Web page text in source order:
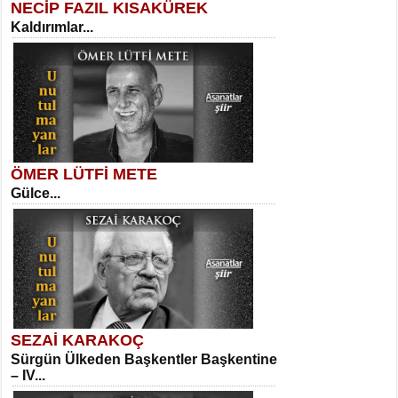
SELAHATTİN YILDIZ
İnsanın Zindanı...
MEHMET TAŞTAN
Vagon’da Bir Şairle...
SITKI CANEY
Oruçla Devrim ve Özgürlüğe…...
Meral Yağmur
Eski Bir Şiir...
Kadir Ünal
Ayağıma Dolanan Yokuş...
Mehmet Çoban
NECİP FAZIL KISAKÜREK
Kaldırımlar...
ÖMER LÜTFİ METE
Gülce...
SEZAİ KARAKOÇ
Sürgün Ülkeden Başkentler Başkentine
– IV...